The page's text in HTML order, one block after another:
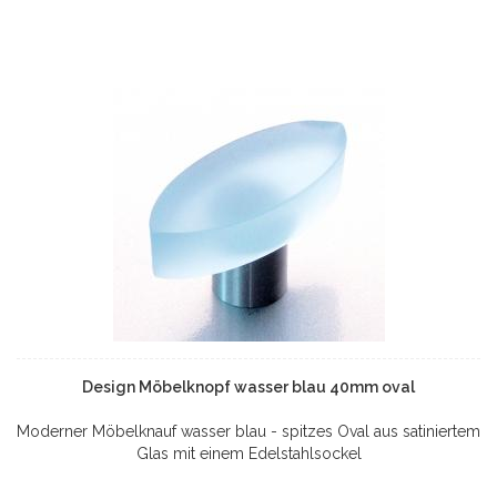
Design Möbelknopf wasser blau 40mm oval
Moderner Möbelknauf wasser blau - spitzes Oval aus satiniertem
Glas mit einem Edelstahlsockel